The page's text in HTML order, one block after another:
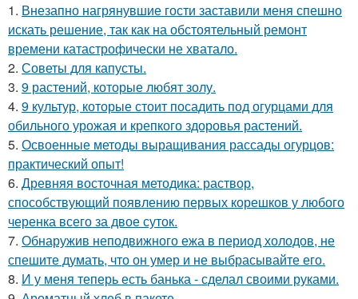
1. Внезапно нагрянувшие гости заставили меня спешно
искать решение, так как на обстоятельный ремонт
времени катастрофически не хватало.
2. Советы для капусты.
3. 9 растений, которые любят золу.
4. 9 культур, которые стоит посадить под огурцами для
обильного урожая и крепкого здоровья растений.
5. Освоенные методы выращивания рассады огурцов:
практический опыт!
6. Древняя восточная методика: раствор,
способствующий появлению первых корешков у любого
черенка всего за двое суток.
7. Обнаружив неподвижного ежа в период холодов, не
спешите думать, что он умер и не выбрасывайте его.
8. И у меня теперь есть банька - сделал своими руками.